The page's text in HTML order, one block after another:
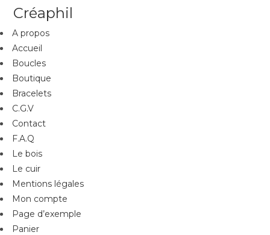
Créaphil
A propos
Accueil
Boucles
Boutique
Bracelets
C.G.V
Contact
F.A.Q
Le bois
Le cuir
Mentions légales
Mon compte
Page d’exemple
Panier